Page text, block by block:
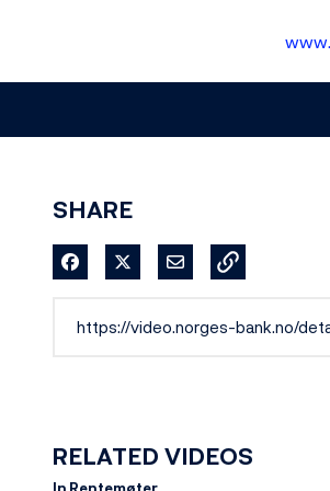
SHARE
Share on Facebook
Share on XShare via Email
RELATED VIDEOS